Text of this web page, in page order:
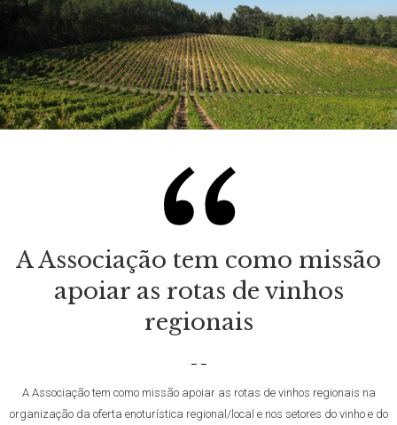
A Associação tem como missão
apoiar as rotas de vinhos
regionais
– –
A Associação tem como missão apoiar as rotas de vinhos regionais na
organização da oferta enoturística regional/local e nos setores do vinho e do